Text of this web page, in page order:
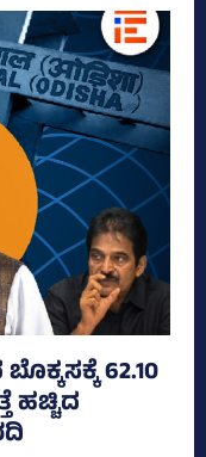
62.10
ಹಚ್ಚಿದ